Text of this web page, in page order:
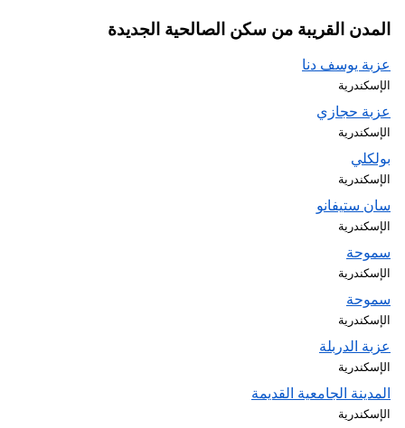
المدن القريبة من سكن الصالحية الجديدة
عزبة يوسف دنا
الإسكندرية
عزبة حجازي
الإسكندرية
بولكلي
الإسكندرية
سان ستيفانو
الإسكندرية
سموحة
الإسكندرية
سموحة
الإسكندرية
عزبة الدربلة
الإسكندرية
المدينة الجامعية القديمة
الإسكندرية